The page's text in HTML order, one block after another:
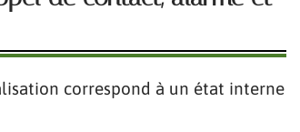
correspond à un état interne